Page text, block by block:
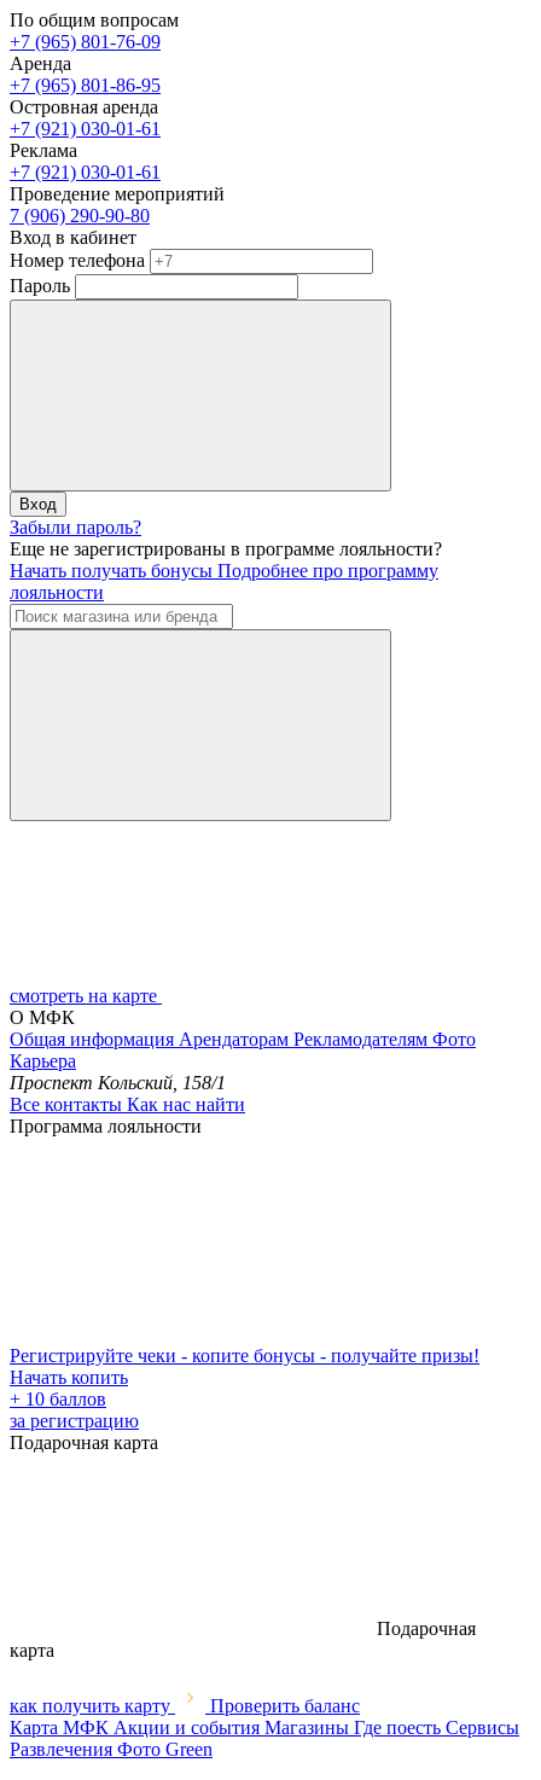
По общим вопросам
+7 (965) 801-76-09
Аренда
+7 (965) 801-86-95
Островная аренда
+7 (921) 030-01-61
Реклама
+7 (921) 030-01-61
Проведение мероприятий
7 (906) 290-90-80
Вход в кабинет
Номер телефона
Пароль
Вход
Забыли пароль?
Еще не зарегистрированы в программе лояльности?
Начать получать бонусы Подробнее про программу
лояльности
смотреть на карте
О МФК
Общая информация Арендаторам Рекламодателям Фото
Карьера
Проспект Кольский, 158/1
Все контакты Как нас найти
Программа лояльности
Регистрируйте чеки - копите бонусы - получайте призы!
Начать копить
+ 10 баллов
за регистрацию
Подарочная карта
Подарочная
карта
как получить карту
Проверить баланс
Карта МФК Акции и события Магазины Где поесть Сервисы
Развлечения Фото Green